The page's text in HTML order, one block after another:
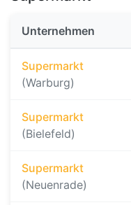
Unternehmen
Supermarkt
(Warburg)
Supermarkt
(Bielefeld)
Supermarkt
(Neuenrade)